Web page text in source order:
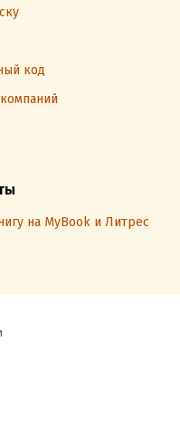
код
на MyBook и Литрес